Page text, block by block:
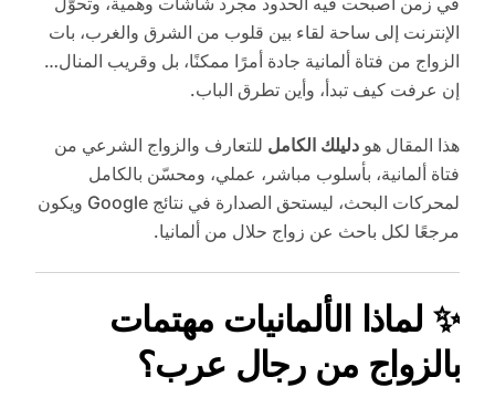
الإنترنت إلى ساحة لقاء بين قلوب من الشرق والغرب، بات
الزواج من فتاة ألمانية جادة أمرًا ممكنًا، بل وقريب المنال…
إن عرفت كيف تبدأ، وأين تطرق الباب.
هذا المقال هو دليلك الكامل للتعارف والزواج الشرعي من
فتاة ألمانية، بأسلوب مباشر، عملي، ومحسّن بالكامل
لمحركات البحث، ليستحق الصدارة في نتائج Google ويكون
مرجعًا لكل باحث عن زواج حلال من ألمانيا.
✨ لماذا الألمانيات مهتمات
بالزواج من رجال عرب؟